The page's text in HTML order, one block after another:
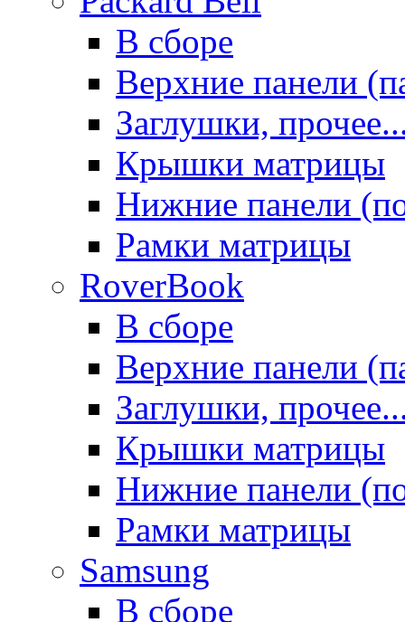
В сборе
Верхние панели
Заглушки,
Крышки матрицы
Нижние панели
Рамки матрицы
RoverBook
В сборе
Верхние панели
Заглушки,
Крышки матрицы
Нижние панели
Рамки матрицы
Samsung
В сборе